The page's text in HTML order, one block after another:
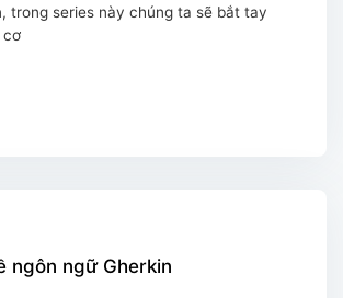
trong series này chúng ta sẽ bắt tay
cơ
ngôn ngữ Gherkin